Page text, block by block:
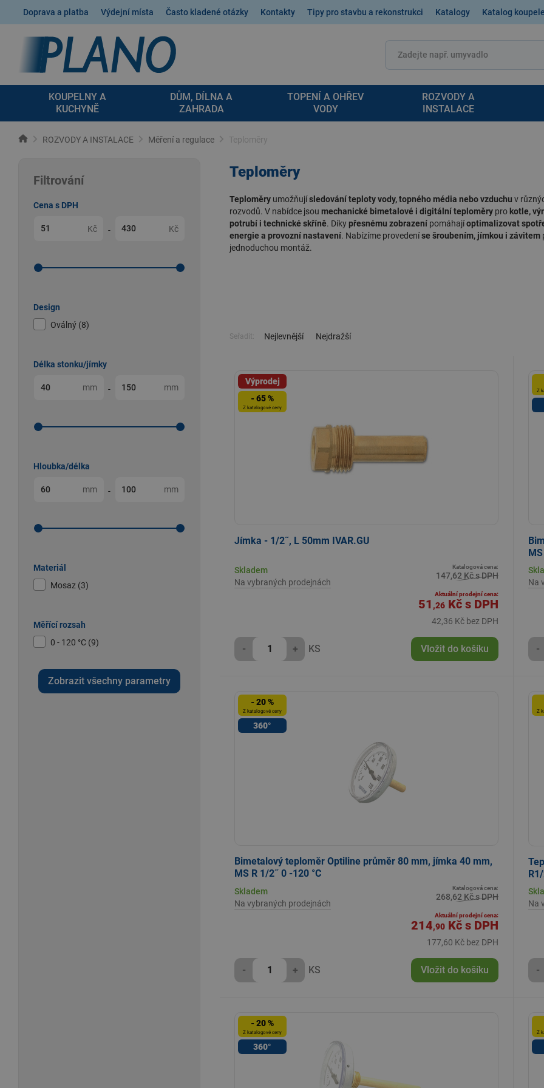
Doprava a platba Výdejní místa Často kladené otázky Kontakty Tipy pro stavbu a rekonstrukci Katalogy Katalog
KOUPELNY A
KUCHYNĚ
DŮM, DÍLNA A
ZAHRADA
TOPENÍ A OHŘEV
VODY
ROZVODY A
INSTALACE
ROZVODY A INSTALACE Měření a regulace Teploměry
Filtrování
Cena s DPH
Kč - Kč
Design
Oválný (8)
Délka stonku/jímky
mm - mm
Hloubka/délka
mm - mm
Materiál
Mosaz (3)
Měřící rozsah
0 - 120 °C (9)
Zobrazit všechny parametry
Teploměry
Teploměry umožňujísledování teploty vody, topného média nebo vzduchu v
rozvodů. V nabídce jsou mechanické bimetalové i digitální teploměry pro kotle,
potrubí i technické skříně. Díkypřesnému zobrazení pomáhajíoptimalizovat
energie a provozní nastavení. Nabízíme provedeníse šroubením, jímkou i závitem
jednoduchou montáž.
Seřadit: Nejlevnější Nejdražší
Výprodej
- 65 %
Z katalogové ceny
Jímka - 1/2˝, L 50mm IVAR.GU
Skladem
Na vybraných prodejnách
Katalogová cena:
147,62 Kč s DPH
Aktuální prodejní cena:
51 ,26 Kč s DPH
42,36 Kč bez DPH
- + KS Vložit do košíku
Z
Na
-
- 20 %
Z katalogové ceny
360°
Bimetalový teploměr Optiline průměr 80 mm, jímka 40 mm,
MS R 1/2˝ 0 -120 °C
Skladem
Na vybraných prodejnách
Katalogová cena:
268,62 Kč s DPH
Aktuální prodejní cena:
214,90 Kč s DPH
177,60 Kč bez DPH
- + KS Vložit do košíku
Z
Na
-
- 20 %
Z katalogové ceny
360°
Z